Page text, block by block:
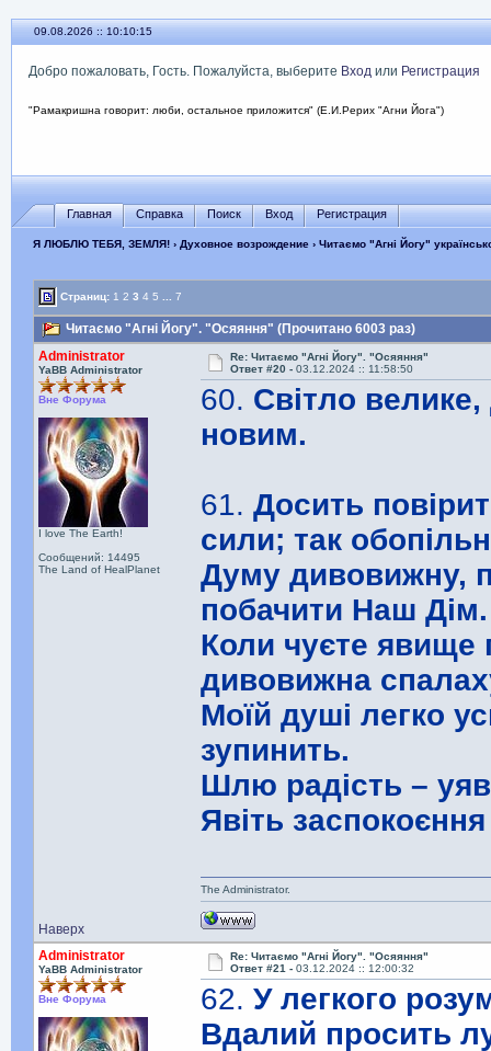
09.08.2026 :: 10:10:16
Добро пожаловать, Гость. Пожалуйста, выберите Входили Регистрация
"Рамакришна говорит: люби, остальное приложится" (Е.И.Рерих "Агни Йога")
Главная Справка Поиск Вход Регистрация
Я ЛЮБЛЮ ТЕБЯ, ЗЕМЛЯ!› Духовное возрождение› Читаємо "Агні Йогу"
Страниц: 1 2 3 4 5 7
Читаємо "Агні Йогу". "Осяяння" (Прочитано 6003 раз)
Administrator
YaBB Administrator
Вне Форума
I love The Earth!
Сообщений: 14495
The Land of HealPlanet
Re: Читаємо "Агні Йогу". "Осяяння"
Ответ #20 -03.12.2024 :: 11:58:50
60. Світло
новим.
61.Досить
сили; так
Думу дивовижну,
побачити Наш Дім.
Коли чуєте явище
дивовижна
Моїй душі легко
зупинить.
Шлю радість –
Явіть
Наверх
The Administrator.
Administrator
YaBB Administrator
Вне Форума
Re: Читаємо "Агні Йогу". "Осяяння"
Ответ #21 -03.12.2024 :: 12:00:32
62.У легкого
Вдалий просить